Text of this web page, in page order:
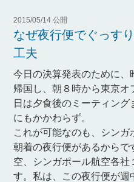
2015/05/14 公開
なぜ夜行便でぐっす
工夫
今日の決算発表のために、
帰国し、朝８時から東京
日は夕食後のミーティン
にもかかわらず。
これが可能なのも、シン
朝着の夜行便があるからで
空、シンガポール航空各
す。私は、この夜行便が週